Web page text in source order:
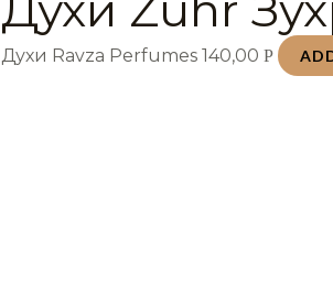
Духи Ravza Perfumes140,00Р